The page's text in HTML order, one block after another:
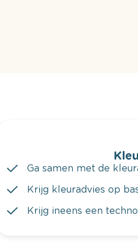
Ga samen met de
Krijg kleuradvies op
Krijg ineens een